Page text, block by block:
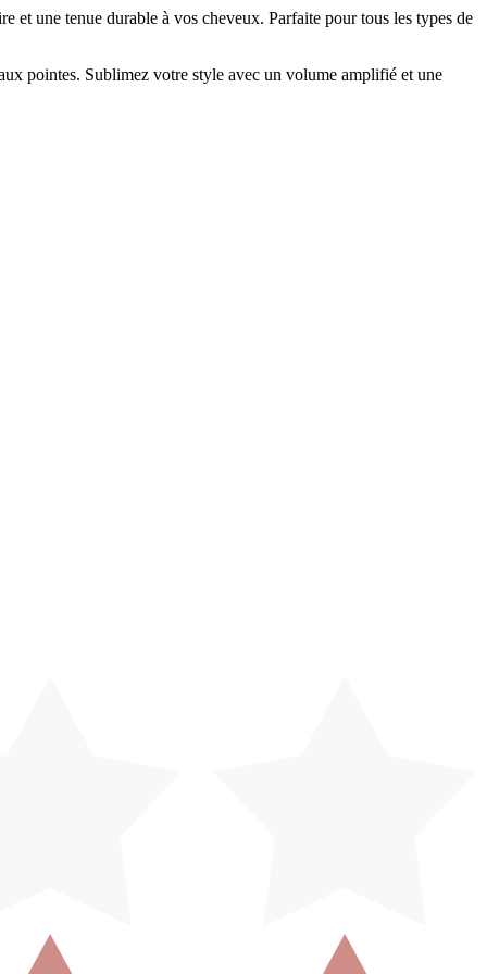
et une tenue durable à vos cheveux. Parfaite pour tous les types de
pointes. Sublimez votre style avec un volume amplifié et une